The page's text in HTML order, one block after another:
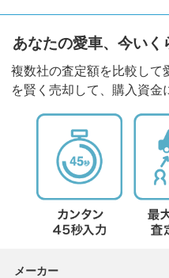
あなたの愛車、今いく
複数社の査定額を比較して
を賢く売却して、購入資金
メーカー